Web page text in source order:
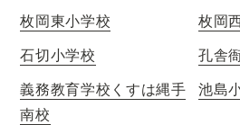
枚岡東小学校
枚岡
石切小学校
孔舎
義務教育学校くすは縄手
南校
池島